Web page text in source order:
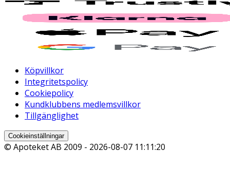
Köpvillkor
Integritetspolicy
Cookiepolicy
Kundklubbens medlemsvillkor
Tillgänglighet
Cookieinställningar
© Apoteket AB 2009 - 2026-08-07 11:11:20